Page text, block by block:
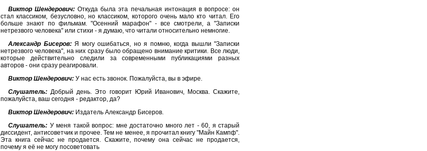
Виктор Шендерович: Откуда была эта печальная интонация в вопросе: он
стал классиком, безусловно, но классиком, которого очень мало кто читал. Его
больше знают по фильмам. "Осенний марафон" - все смотрели, а "Записки
нетрезвого человека" или стихи - я думаю, что читали относительно немногие.
Александр Бисеров:Я могу ошибаться, но я помню, когда вышли "Записки
нетрезвого человека", на них сразу было обращено внимание критики. Все люди,
которые действительно следили за современными публикациями разных
авторов - они сразу реагировали.
Виктор Шендерович: У нас есть звонок. Пожалуйста, вы в эфире.
Слушатель: Добрый день. Это говорит Юрий Иванович, Москва. Скажите,
пожалуйста, ваш сегодня - редактор, да?
Виктор Шендерович: Издатель Александр Бисеров.
Слушатель: У меня такой вопрос: мне достаточно много лет - 60, я старый
диссидент, антисоветчик и прочее. Тем не менее, я прочитал книгу "Майн Кампф".
Эта книга сейчас не продается. Скажите, почему она сейчас не продается,
почему я её не могу посоветовать